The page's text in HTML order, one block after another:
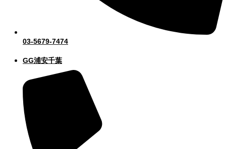
03-5679-7474
GG浦安千葉